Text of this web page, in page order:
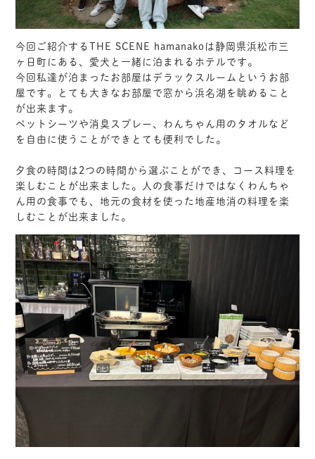
今回ご紹介するTHE SCENE hamanakoは静岡県浜松市三
ヶ日町にある、愛犬と一緒に泊まれるホテルです。
今回私達が泊まったお部屋はデラックスルームというお部
屋です。とても大きなお部屋で窓から浜名湖を眺めること
が出来ます。
ペットシーツや消臭スプレー、わんちゃん用のタオルなど
を自由に使うことができとても便利でした。
夕食の時間は2つの時間から選ぶことができ、コース料理を
楽しむことが出来ました。人の食事だけではなくわんちゃ
ん用の食事でも、地元の食材を使った地産地消の料理を楽
しむことが出来ました。